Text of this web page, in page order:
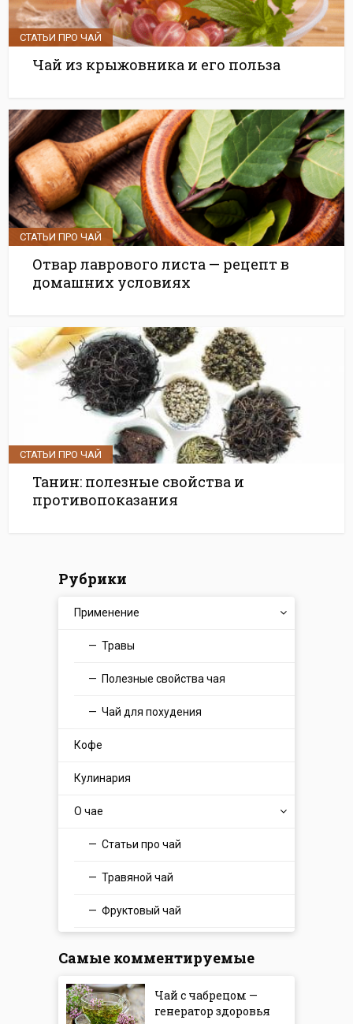
СТАТЬИ ПРО ЧАЙ
Чай из крыжовника и его польза
СТАТЬИ ПРО ЧАЙ
Отвар лаврового листа — рецепт в
домашних условиях
СТАТЬИ ПРО ЧАЙ
Танин: полезные свойства и
противопоказания
Рубрики
Применение
Травы
Полезные свойства чая
Чай для похудения
Кофе
Кулинария
О чае
Статьи про чай
Травяной чай
Фруктовый чай
Самые комментируемые
Чай с чабрецом —
генератор здоровья